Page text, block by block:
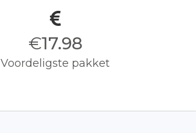
€18.00
Voordeligste pakket